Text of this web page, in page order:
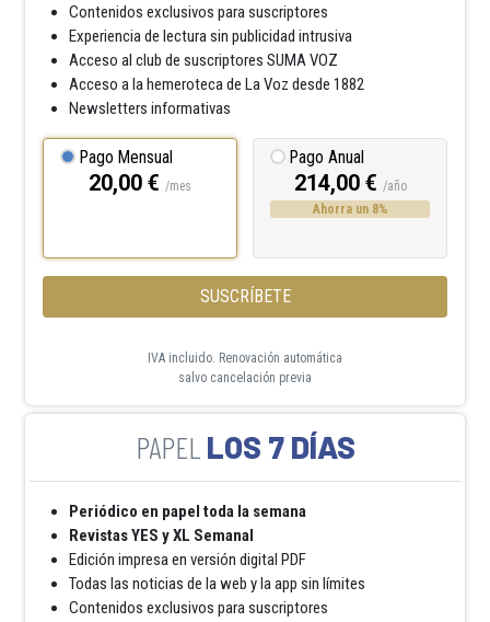
Contenidos exclusivos para suscriptores
Experiencia de lectura sin publicidad intrusiva
Acceso al club de suscriptores SUMA VOZ
Acceso a la hemeroteca de La Voz desde 1882
Newsletters informativas
Pago Mensual
20,00 € /mes
Pago Anual
214,00 € /año
Ahorra un 8%
SUSCRÍBETE
IVA incluido. Renovación automática
salvo cancelación previa
LOS 7 DÍAS
Periódico en papel toda la semana
Revistas YES y XL Semanal
Edición impresa en versión digital PDF
Todas las noticias de la web y la app sin límites
Contenidos exclusivos para suscriptores